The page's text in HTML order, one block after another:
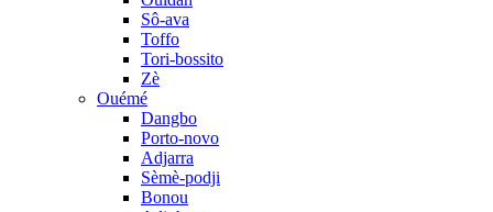
Sô-ava
Toffo
Tori-bossito
Zè
Ouémé
Dangbo
Porto-novo
Adjarra
Sèmè-podji
Bonou